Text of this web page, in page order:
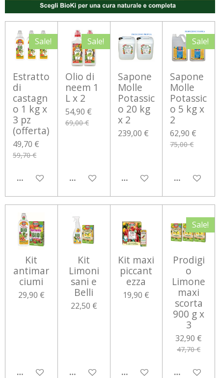
Sale!
Estratto
di
castagn
o 1 kg x
3 pz
(offerta)
49,70 €
59,70 €
AGGIUNGI AL CARRELLO
Sale!
Olio di
neem 1
L x 2
54,90 €
69,00 €
AGGIUNGI AL CARRELLO
Sapone
Molle
Potassic
o 20 kg
x 2
239,00 €
AGGIUNGI AL CARRELLO
Sale!
Sapone
Molle
Potassic
o 5 kg x
2
62,90 €
75,00 €
AGGIUNGI
Kit
antimar
ciumi
29,90 €
AGGIUNGI AL CARRELLO
Kit
Limoni
sani e
Belli
22,50 €
AGGIUNGI AL CARRELLO
Kit maxi
piccant
ezza
19,90 €
AGGIUNGI AL CARRELLO
Sale!
Prodigi
o
Limone
maxi
scorta
900 g x
3
32,90 €
47,70 €
AGGIUNGI